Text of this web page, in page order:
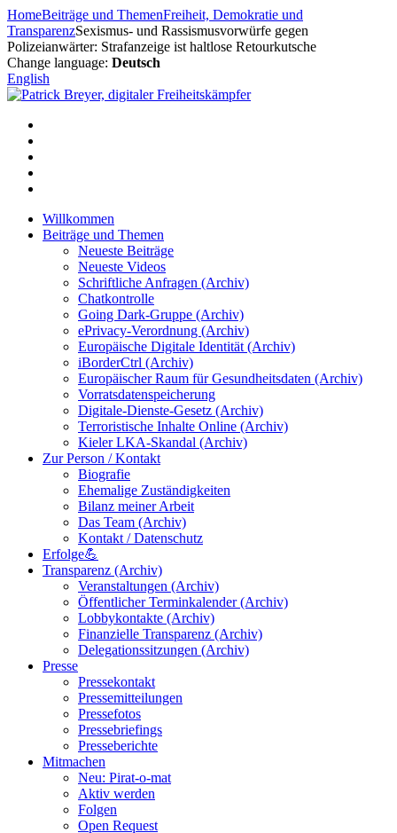
Zum
Inhalt
springen
HomeBeiträge und ThemenFreiheit, Demokratie und
TransparenzSexismus- und Rassismusvorwürfe gegen
Polizeianwärter: Strafanzeige ist haltlose Retourkutsche
Change language: Deutsch
English
Willkommen
Beiträge und Themen
Neueste Beiträge
Neueste Videos
Schriftliche Anfragen (Archiv)
Chatkontrolle
Going Dark-Gruppe (Archiv)
ePrivacy-Verordnung (Archiv)
Europäische Digitale Identität (Archiv)
iBorderCtrl (Archiv)
Europäischer Raum für Gesundheitsdaten (Archiv)
Vorratsdatenspeicherung
Digitale-Dienste-Gesetz (Archiv)
Terroristische Inhalte Online (Archiv)
Kieler LKA-Skandal (Archiv)
Zur Person / Kontakt
Biografie
Ehemalige Zuständigkeiten
Bilanz meiner Arbeit
Das Team (Archiv)
Kontakt / Datenschutz
Erfolge💪
Transparenz (Archiv)
Veranstaltungen (Archiv)
Öffentlicher Terminkalender (Archiv)
Lobbykontakte (Archiv)
Finanzielle Transparenz (Archiv)
Delegationssitzungen (Archiv)
Presse
Pressekontakt
Pressemitteilungen
Pressefotos
Pressebriefings
Presseberichte
Mitmachen
Neu: Pirat-o-mat
Aktiv werden
Folgen
Open Request